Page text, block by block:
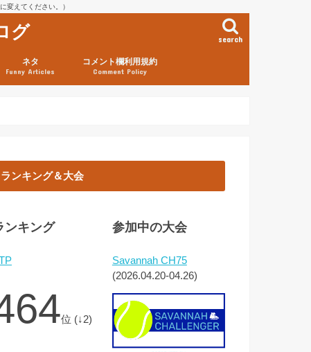
えてください。）
グ search
ネタ
Funny Articles
コメント欄利用規約
Comment Policy
ランキング＆大会
ンキング
位 (↓2)
参加中の大会
Savannah CH75
(2026.04.20-04.26)